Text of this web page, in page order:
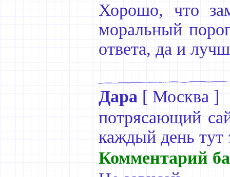
Хорошо, что
моральный
ответа, да и
Дара [ Москва ]
потрясающий
каждый день тут
Комментарий